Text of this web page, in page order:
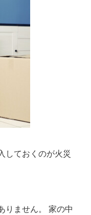
しておくのが火災
りません。 家の中